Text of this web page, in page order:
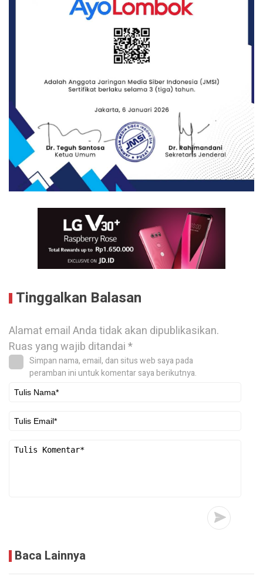
Tinggalkan Balasan
Alamat email Anda tidak akan dipublikasikan.
Ruas yang wajib ditandai*
Simpan nama, email, dan situs web saya pada
peramban ini untuk komentar saya berikutnya.
Baca Lainnya